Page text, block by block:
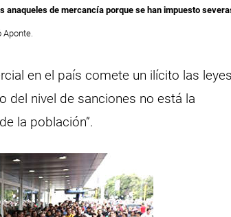
anaqueles de mercancía porque se han impuesto
Aponte.
en el país comete un ilícito las leyes
del nivel de sanciones no está la
la población”.